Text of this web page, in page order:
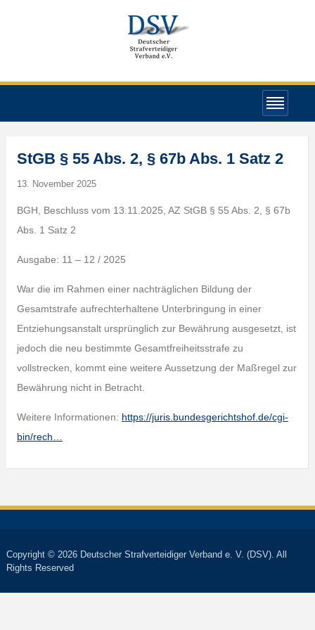
StGB § 55 Abs. 2, § 67b Abs. 1 Satz 2
13. November 2025
BGH, Beschluss vom 13.11.2025, AZ StGB § 55 Abs. 2, § 67b
Abs. 1 Satz 2
Ausgabe: 11 – 12 / 2025
War die im Rahmen einer nachträglichen Bildung der
Gesamtstrafe aufrechterhaltene Unterbringung in einer
Entziehungsanstalt ursprünglich zur Bewährung ausgesetzt, ist
jedoch die neu bestimmte Gesamtfreiheitsstrafe zu
vollstrecken, kommt eine weitere Aussetzung der Maßregel zur
Bewährung nicht in Betracht.
Weitere Informationen: https://juris.bundesgerichtshof.de/cgi-
bin/rech…
Copyright © 2026 Deutscher Strafverteidiger Verband e. V. (DSV). All
Rights Reserved